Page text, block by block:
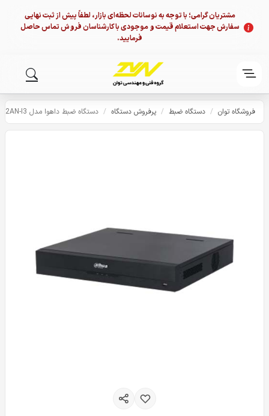
مشتریان گرامی؛ با توجه به نوسانات لحظه‌ای بازار، لطفاً پیش از ثبت نهایی
سفارش جهت استعلام قیمت و موجودی با کارشناسان فروش تماس حاصل
فرمایید.
فروشگاه توان / دستگاه ضبط / پرفروش دستگاه / دستگاه ضبط داهوا مدل XVR5232AN-I3